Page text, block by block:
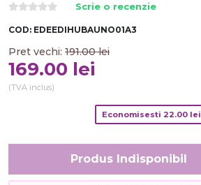
Scrie o recenzie
COD: EDEEDIHUBAUNO01A3
Pret vechi: 191.00 lei
169.00 lei
(TVA inclus)
Economisesti 22.00lei
Produs Indisponibil